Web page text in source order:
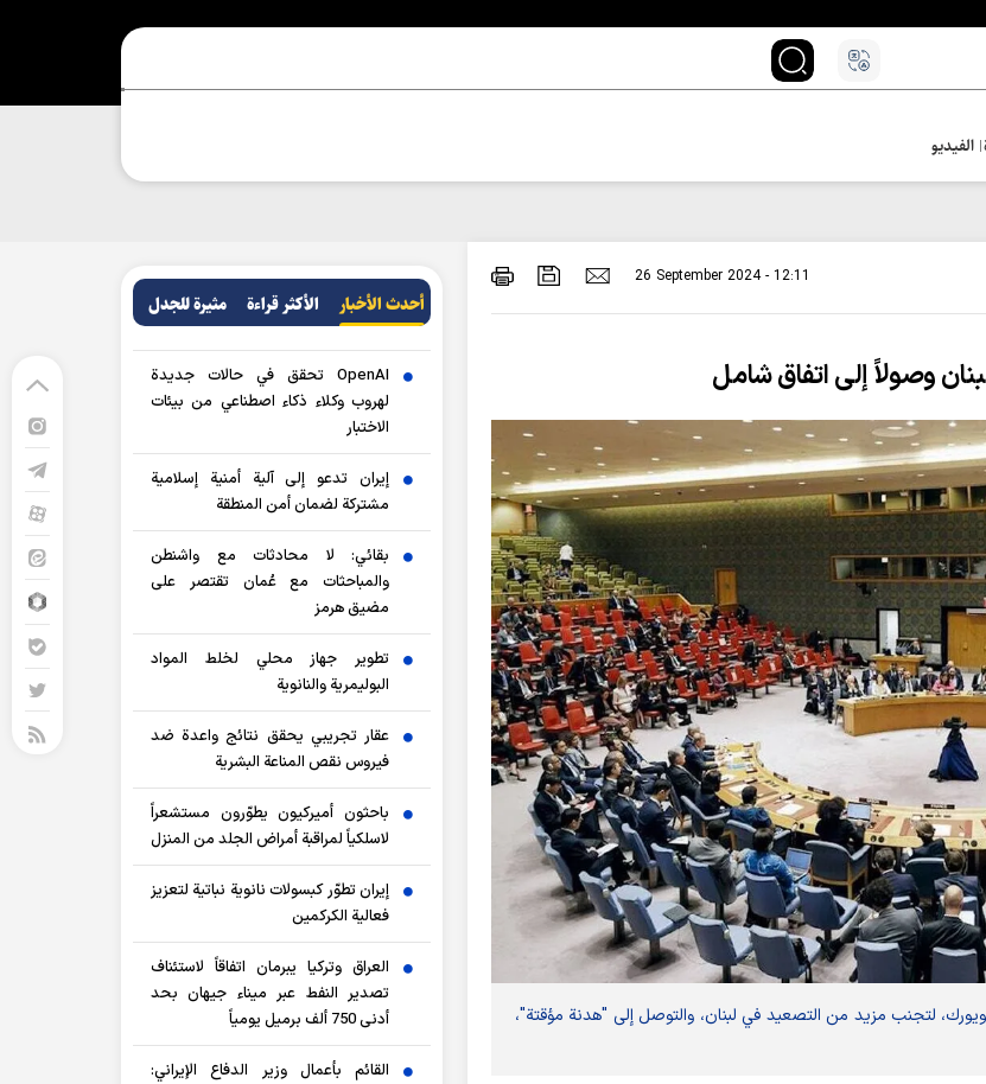
الفيديو
26 September 2024 - 12:11
وصولاً إلى اتفاق شامل
لتجنب مزيد من التصعيد في لبنان، والتوصل إلى "هدنة مؤقتة"،
أحدث الأخبار الأکثر قراءة مثيرة للجدل
OpenAI تحقق في حالات جديدة
لهروب وكلاء ذكاء اصطناعي من بيئات
الاختبار
إيران تدعو إلى آلية أمنية إسلامية
مشتركة لضمان أمن المنطقة
بقائي: لا محادثات مع واشنطن
والمباحثات مع عُمان تقتصر على
مضيق هرمز
تطوير جهاز محلي لخلط المواد
البوليمرية والنانوية
عقار تجريبي يحقق نتائج واعدة ضد
فيروس نقص المناعة البشرية
باحثون أميركيون يطوّرون مستشعراً
لاسلكياً لمراقبة أمراض الجلد من المنزل
إيران تطوّر كبسولات نانوية نباتية لتعزيز
فعالية الكركمين
العراق وتركيا يبرمان اتفاقاً لاستئناف
تصدير النفط عبر ميناء جيهان بحد
أدنى 750 ألف برميل يومياً
القائم بأعمال وزير الدفاع الإيراني: